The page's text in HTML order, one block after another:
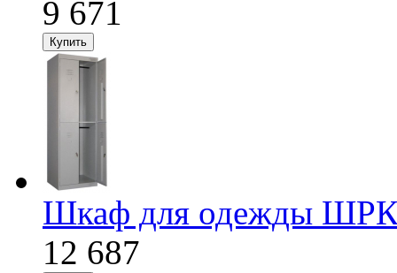
9 671
Шкаф для одежды
12 687